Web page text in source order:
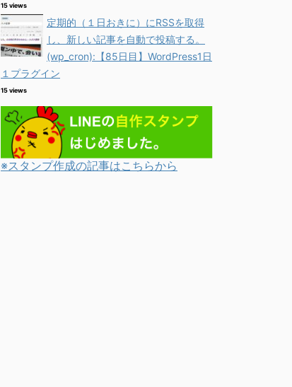
15 views
定期的（１日おきに）にRSSを取得
し、新しい記事を自動で投稿する。
(wp_cron):【85日目】WordPress1日
１プラグイン
15 views
※スタンプ作成の記事はこちらから